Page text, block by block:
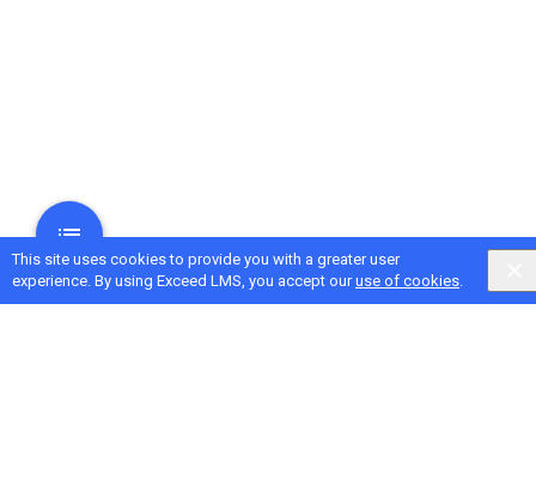
This site uses cookies to provide you with a greater user
experience. By using Exceed LMS, you accept ouruse of cookies.